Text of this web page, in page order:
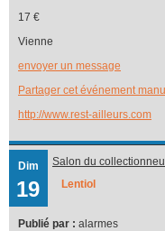
17 €
Vienne
envoyer un message
Partager cet événement
http://www.rest-ailleurs.com
Dim
19
Salon du
Lentiol
Publié par : alarmes